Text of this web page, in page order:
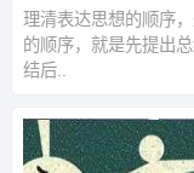
理清表达思想的顺序
的顺序，就是先提出
结后..